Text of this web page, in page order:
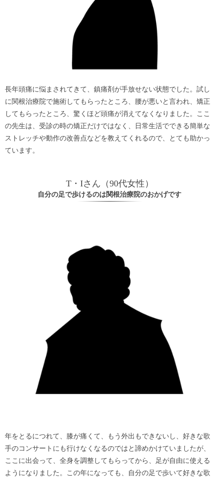
長年頭痛に悩まされてきて、鎮痛剤が手放せない状態でした。試し
に関根治療院で施術してもらったところ、腰が悪いと言われ、矯正
してもらったところ、驚くほど頭痛が消えてなくなりました。ここ
の先生は、受診の時の矯正だけではなく、日常生活でできる簡単な
ストレッチや動作の改善点などを教えてくれるので、とても助かっ
ています。
T・Iさん（90代女性）
自分の足で歩けるのは関根治療院のおかげです
年をとるにつれて、膝が痛くて、もう外出もできないし、好きな歌
手のコンサートにも行けなくなるのではと諦めかけていましたが、
ここに出会って、全身を調整してもらってから、足が自由に使える
ようになりました。この年になっても、自分の足で歩いて好きな歌